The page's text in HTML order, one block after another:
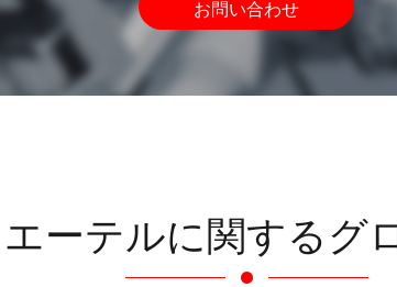
お問い合わせ
ーテルに関するグ